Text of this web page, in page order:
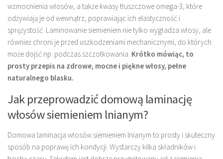
wzmocnienia włosów, a także kwasy tłuszczowe omega-3, które
odżywiają je od wewnątrz, poprawiając ich elastyczność i
sprężystość. Laminowanie siemieniem nie tylko wygładza włosy, ale
również chroni je przed uszkodzeniami mechanicznymi, do których
może dojść np. podczas szczotkowania. Krótko mówiąc, to
prosty przepis na zdrowe, mocne i piękne włosy, pełne
naturalnego blasku.
Jak przeprowadzić domową laminację
włosów siemieniem lnianym?
Domowa laminacja włosów siemieniem lnianym to prosty i skuteczny
sposób na poprawę ich kondycji. Wystarczy kilka składników i